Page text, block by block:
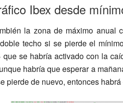
Ibex desde
la zona de máximo anual
techo si se pierde el
se habría activado con la
habría que esperar a
pierde de nuevo, entonces